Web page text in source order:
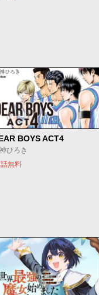
BOYS ACT4
ひろき
無料